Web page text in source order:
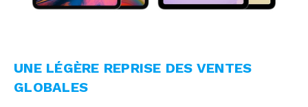
UNE LÉGÈRE REPRISE DES VENTES
GLOBALES